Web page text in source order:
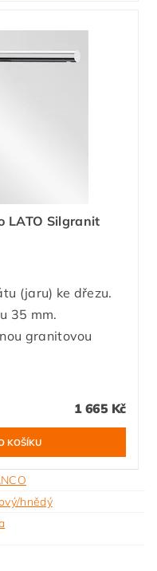
LATO Silgranit
(jaru) ke dřezu.
35 mm.
granitovou
1 665 Kč
hnědý